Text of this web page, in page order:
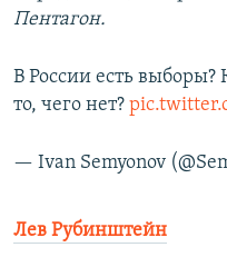
Пентагон.
В России есть
то, чего нет?
— Ivan Semyonov
Лев Рубинштейн